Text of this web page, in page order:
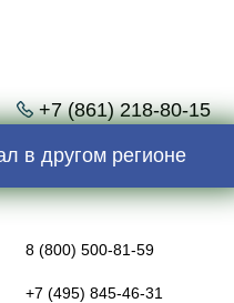
+7 (861) 218-80-15
в другом регионе
8 (800) 500-81-59
+7 (495) 845-46-31